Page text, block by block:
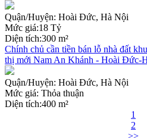
Quận/Huyện: Hoài Đức, Hà Nội
Mức giá:18 Tỷ
Diện tích:300 m²
Chính chủ cần tiền bán lỗ nhà đất
thị mới Nam An Khánh - Hoài Đức-
Quận/Huyện: Hoài Đức, Hà Nội
Mức giá: Thỏa thuận
Diện tích:400 m²
1
2
>>